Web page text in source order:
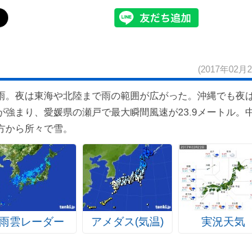
(2017年02月
夜は東海や北陸まで雨の範囲が広がった。沖縄でも夜
まり、愛媛県の瀬戸で最大瞬間風速が23.9メートル。
ら所々で雪。
雲レーダー アメダス(気温) 実況天気